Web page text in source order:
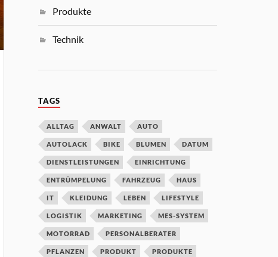
Produkte
Technik
TAGS
ALLTAG ANWALT AUTO
AUTOLACK BIKE BLUMEN DATUM
DIENSTLEISTUNGEN EINRICHTUNG
ENTRÜMPELUNG FAHRZEUG HAUS
IT KLEIDUNG LEBEN LIFESTYLE
LOGISTIK MARKETING MES-SYSTEM
MOTORRAD PERSONALBERATER
PFLANZEN PRODUKT PRODUKTE